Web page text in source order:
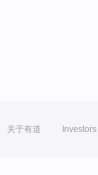
关于有道 Investors